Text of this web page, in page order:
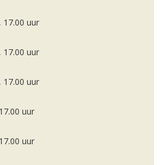
17.00 uur
17.00 uur
17.00 uur
uur
uur